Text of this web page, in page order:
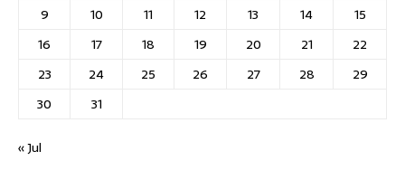
9
10 11 12 13 14
15
16
17 18 19 20 21
22
23
24 25 26 27 28
29
30
31
« Jul